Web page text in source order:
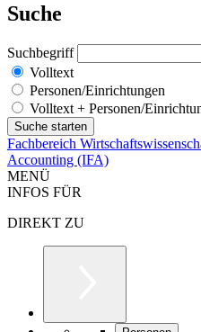
Suche
Suchbegriff
Volltext
Personen/Einrichtungen
Volltext + Personen/
Fachbereich
Accounting (IFA)
MENÜ
INFOS FÜR
DIREKT ZU